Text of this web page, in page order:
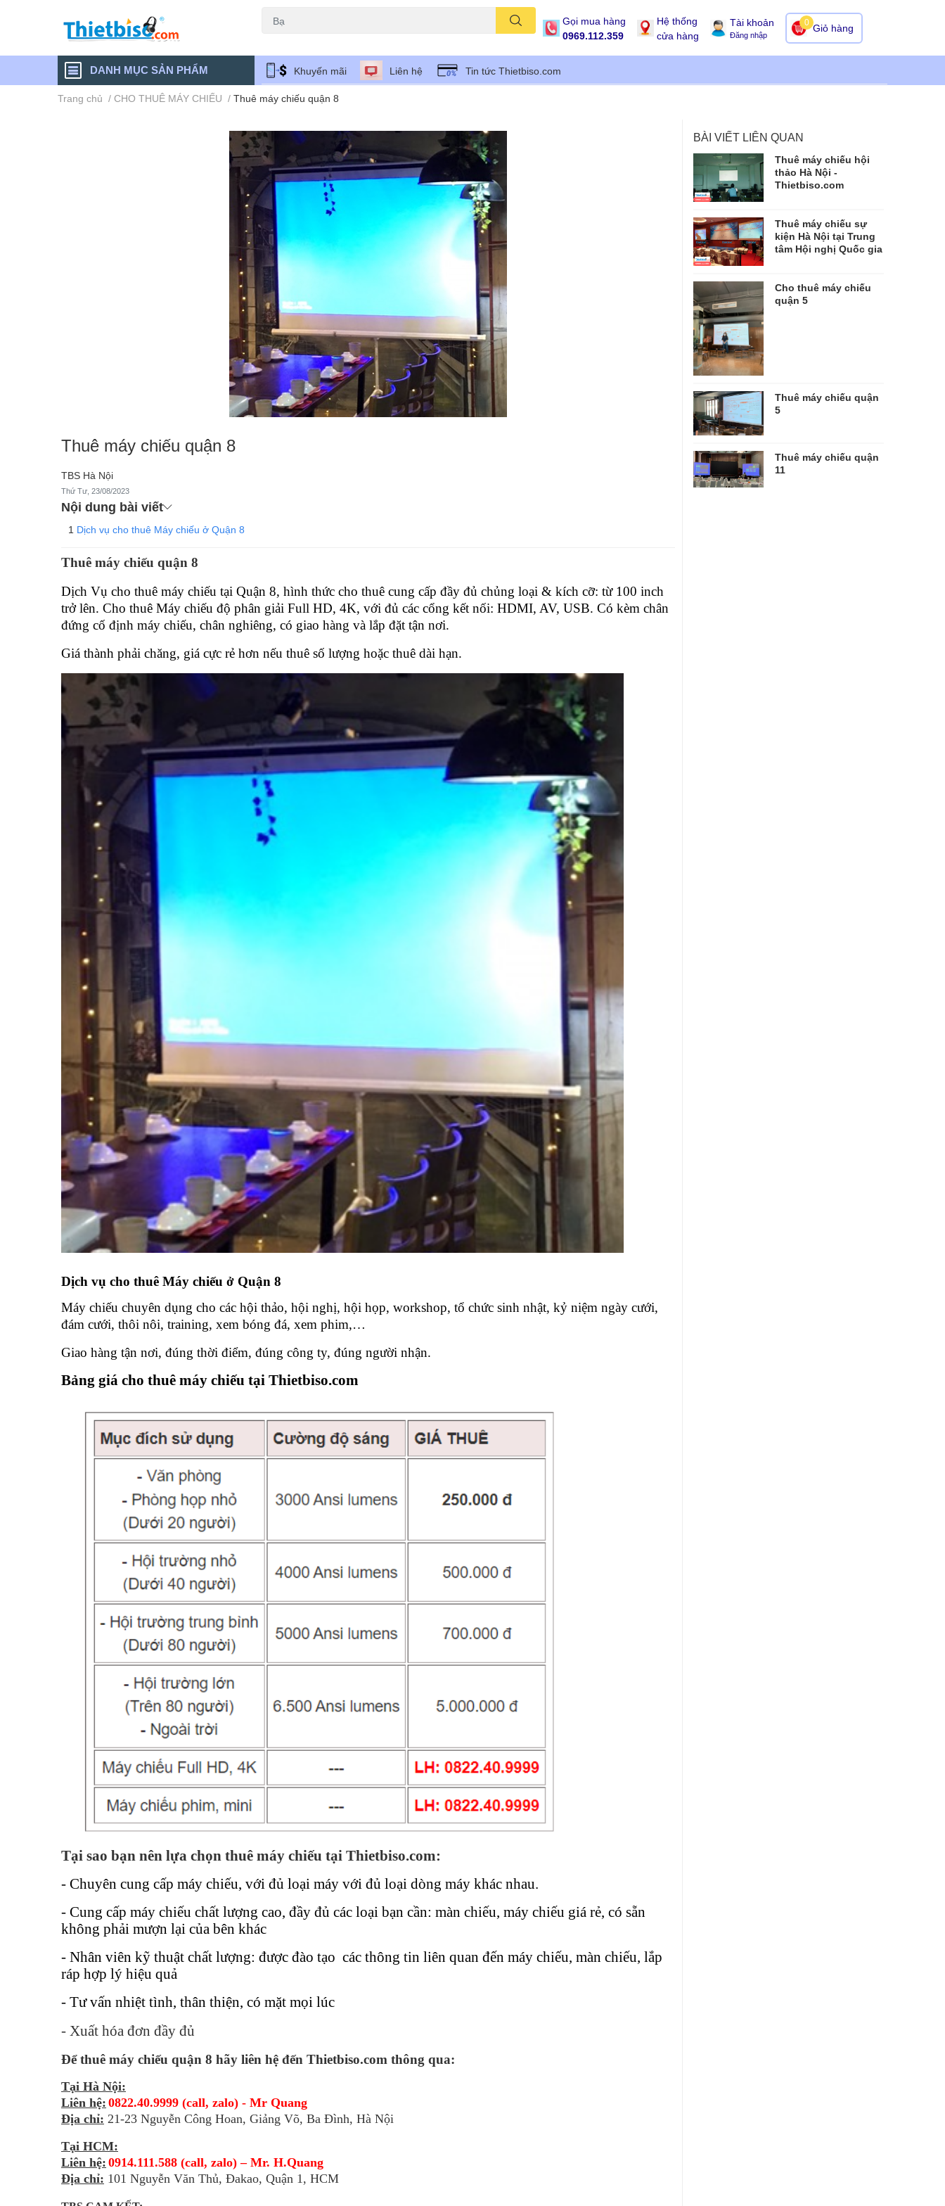
Gọi mua hàng
0969.112.359
Hệ thống
cửa hàng
Tài khoản
Đăng nhập
Giỏ hàng
0
DANH MỤC SẢN PHẨM Khuyến mãi Liên hệ Tin tức Thietbiso.com
Trang chủ / CHO THUÊ MÁY CHIẾU / Thuê máy chiếu quận 8
Thuê máy chiếu quận 8
TBS Hà Nội
Thứ Tư, 23/08/2023
Nội dung bài viết
Dịch vụ cho thuê Máy chiếu ở Quận 8
Thuê máy chiếu quận 8
Dịch Vụ cho thuê máy chiếu tại Quận 8, hình thức cho thuê cung cấp đầy đủ chủng loại & kích cỡ: từ 100 inch
trở lên. Cho thuê Máy chiếu độ phân giải Full HD, 4K, với đủ các cổng kết nối: HDMI, AV, USB. Có kèm chân
đứng cố định máy chiếu, chân nghiêng, có giao hàng và lắp đặt tận nơi.
Giá thành phải chăng, giá cực rẻ hơn nếu thuê số lượng hoặc thuê dài hạn.
Dịch vụ cho thuê Máy chiếu ở Quận 8
Máy chiếu chuyên dụng cho các hội thảo, hội nghị, hội họp, workshop, tổ chức sinh nhật, kỷ niệm ngày cưới,
đám cưới, thôi nôi, training, xem bóng đá, xem phim,…
Giao hàng tận nơi, đúng thời điểm, đúng công ty, đúng người nhận.
Bảng giá cho thuê máy chiếu tại Thietbiso.com
Tại sao bạn nên lựa chọn thuê máy chiếu tại Thietbiso.com:
- Chuyên cung cấp máy chiếu, với đủ loại máy với đủ loại dòng máy khác nhau.
- Cung cấp máy chiếu chất lượng cao, đầy đủ các loại bạn cần: màn chiếu, máy chiếu giá rẻ, có sẵn
không phải mượn lại của bên khác
- Nhân viên kỹ thuật chất lượng: được đào tạo các thông tin liên quan đến máy chiếu, màn chiếu, lắp
ráp hợp lý hiệu quả
- Tư vấn nhiệt tình, thân thiện, có mặt mọi lúc
- Xuất hóa đơn đầy đủ
Để thuê máy chiếu quận 8 hãy liên hệ đến Thietbiso.com thông qua:
Tại Hà Nội:
Liên hệ: 0822.40.9999 (call, zalo) - Mr Quang
Địa chỉ: 21-23 Nguyễn Công Hoan, Giảng Võ, Ba Đình, Hà Nội
Tại HCM:
Liên hệ: 0914.111.588 (call, zalo) – Mr. H.Quang
Địa chỉ: 101 Nguyễn Văn Thủ, Đakao, Quận 1, HCM
BÀI VIẾT LIÊN QUAN
Thuê máy chiếu hội
thảo Hà Nội -
Thietbiso.com
Thuê máy chiếu sự
kiện Hà Nội tại Trung
tâm Hội nghị Quốc gia
Cho thuê máy chiếu
quận 5
Thuê máy chiếu quận
5
Thuê máy chiếu quận
11